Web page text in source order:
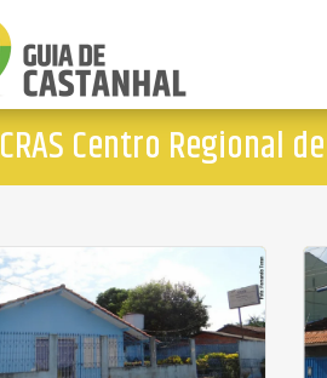
CRAS Centro Regional